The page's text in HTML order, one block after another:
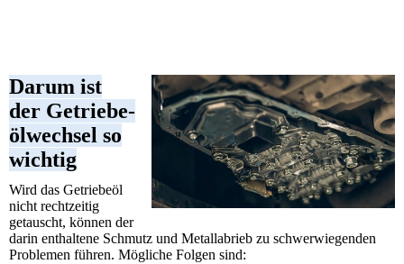
Darum ist
der Getrie­be­
öl­wechsel so
wichtig
Wird das Getriebeöl
nicht rechtzeitig
getauscht, können der
darin enthaltene Schmutz und Metallabrieb zu schwerwiegenden
Problemen führen. Mögliche Folgen sind: